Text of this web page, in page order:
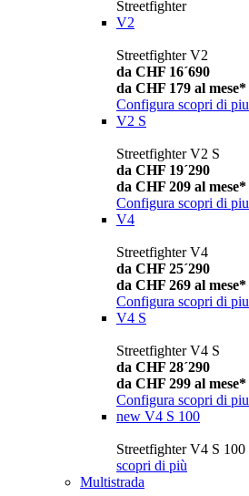
Streetfighter
V2
Streetfighter V2
da CHF 16´690
da CHF 179 al mese*
Configura scopri di piu
V2 S
Streetfighter V2 S
da CHF 19´290
da CHF 209 al mese*
Configura scopri di piu
V4
Streetfighter V4
da CHF 25´290
da CHF 269 al mese*
Configura scopri di piu
V4 S
Streetfighter V4 S
da CHF 28´290
da CHF 299 al mese*
Configura scopri di piu
new V4 S 100
Streetfighter V4 S 100
scopri di più
Multistrada